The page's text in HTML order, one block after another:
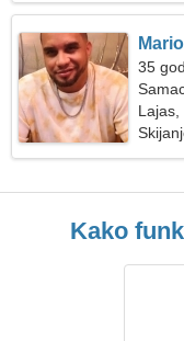
Mario
35
Lajas,
Kako